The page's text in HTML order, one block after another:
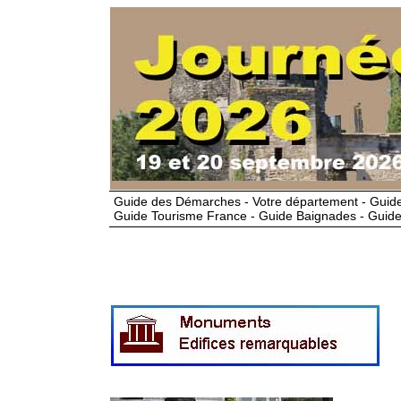
Guide des Démarches - Votre département -
Guide Tourisme France - Guide Baignades -